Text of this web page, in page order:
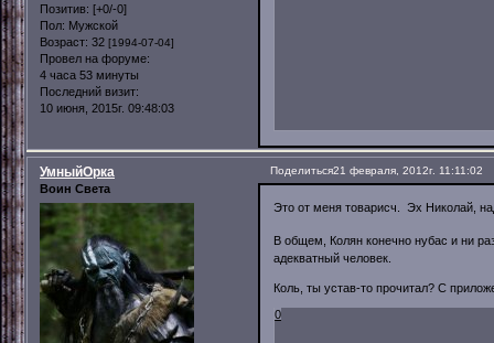
Позитив: [+0/-0]
Пол: Мужской
Возраст: 32 [1994-07-04]
Провел на форуме:
4 часа 53 минуты
Последний визит:
10 июня, 2015г. 09:48:03
Поделиться21 февраля, 2012г. 11:11:02
УмныйОрка
Воин Света
Это от меня товарисч. Эх Николай,
В общем, Колян конечно нубас и ни
адекватный человек.
Коль, ты устав-то прочитал? С
0